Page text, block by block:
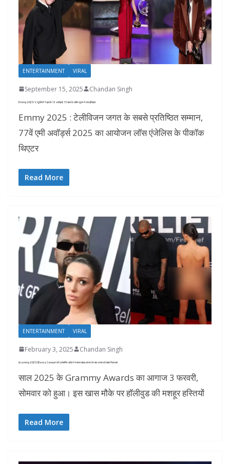
ENTERTAINMENT VIRAL
September 15, 2025 Chandan Singh
Emmy 2025: ‘द स्टूडियो’ ने झटके 13 अवॉर्ड्स, 15 साल के ओवेन कूपर ने रचा इतिहास
Emmy 2025 : टेलीविजन जगत के सबसे प्रतिष्ठित सम्मान,
77वें एमी अवॉर्ड्स 2025 का आयोजन लॉस एंजेलिस के पीकॉक
थिएटर
Read More
ENTERTAINMENT VIRAL
February 3, 2025 Chandan Singh
Grammy 2025: Bianca Censori की ट्रांसपेरेंट ड्रेस ने मचाया बवाल, हंगामा के बाद कपल को बाहर निकाला!
साल 2025 के Grammy Awards का आगाज 3 फरवरी,
सोमवार को हुआ। इस खास मौके पर हॉलीवुड की मशहूर हस्तियों
Read More